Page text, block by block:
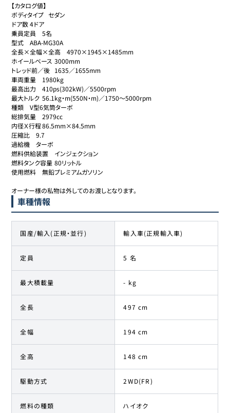
【カタログ値】
ボディタイプ	セダン
ドア数	4ドア
乗員定員	5名
型式	ABA-MG30A
全長×全幅×全高	4970×1945×1485mm
ホイールベース	3000mm
トレッド前／後	1635／1655mm
車両重量	1980kg
最高出力	410ps(302kW)／5500rpm
最大トルク	56.1kg・m(550N・m)／1750～5000rpm
種類	V型6気筒ターボ
総排気量	2979cc
内径Ｘ行程	86.5mm×84.5mm
圧縮比	9.7
過給機	ターボ
燃料供給装置	インジェクション
燃料タンク容量	80リットル
使用燃料	無鉛プレミアムガソリン
オーナー様の私物は外してのお渡しとなります。
車種情報
国産/輸入(正規・並行) 輸入車(正規輸入車)
定員 5 名
最大積載量 - kg
全長 497 cm
全幅 194 cm
全高 148 cm
駆動方式 2WD(FR)
燃料の種類 ハイオク